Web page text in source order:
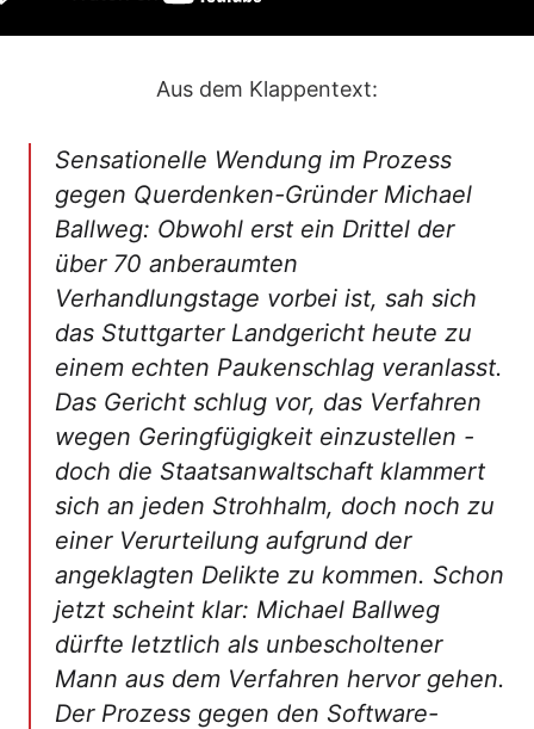
Aus dem Klappentext:
Sensationelle Wendung im Prozess
gegen Querdenken-Gründer Michael
Ballweg: Obwohl erst ein Drittel der
über 70 anberaumten
Verhandlungstage vorbei ist, sah sich
das Stuttgarter Landgericht heute zu
einem echten Paukenschlag veranlasst.
Das Gericht schlug vor, das Verfahren
wegen Geringfügigkeit einzustellen -
doch die Staatsanwaltschaft klammert
sich an jeden Strohhalm, doch noch zu
einer Verurteilung aufgrund der
angeklagten Delikte zu kommen. Schon
jetzt scheint klar: Michael Ballweg
dürfte letztlich als unbescholtener
Mann aus dem Verfahren hervor gehen.
Der Prozess gegen den Software-